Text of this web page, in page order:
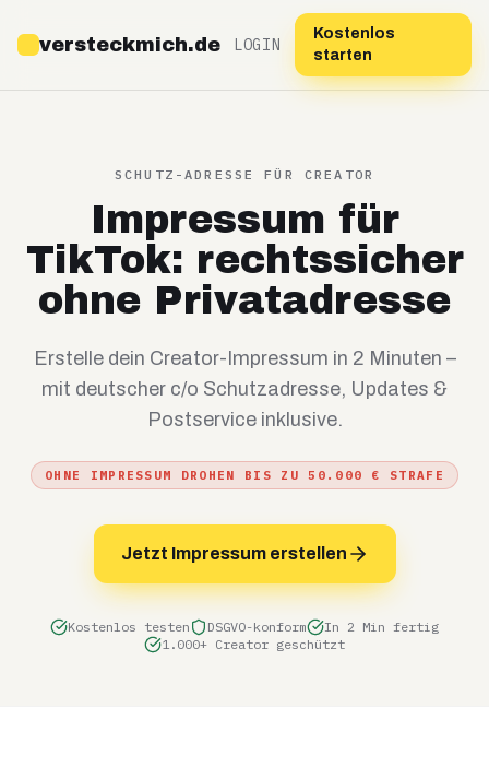
versteckmich.de LOGIN
Kostenlos
starten
SCHUTZ-ADRESSE FÜR CREATOR
Impressum für
TikTok: rechtssicher
ohne Privatadresse
Erstelle dein Creator-Impressum in 2 Minuten –
mit deutscher c/o Schutzadresse, Updates &
Postservice inklusive.
OHNE IMPRESSUM DROHEN BIS ZU 50.000 € STRAFE
Jetzt Impressum erstellen
Kostenlos testen DSGVO-konform
In 2 Min fertig
1.000+ Creator geschützt